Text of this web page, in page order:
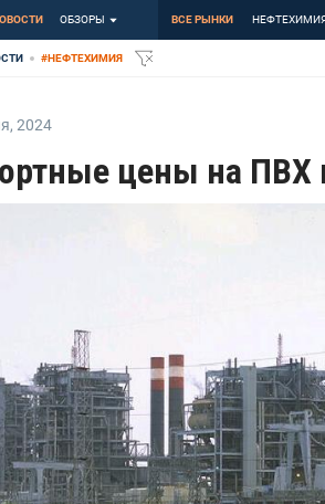
ОБЗОРЫ ВСЕ РЫНКИ
#НЕФТЕХИМИЯ
, 2024
цены на ПВХ